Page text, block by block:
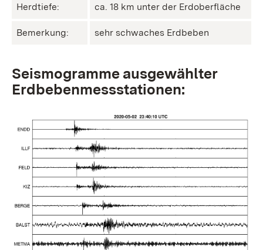
Herdtiefe: ca. 18 km unter der Erdoberfläche
Bemerkung: sehr schwaches Erdbeben
Seismogramme ausgewählter
Erdbebenmessstationen: